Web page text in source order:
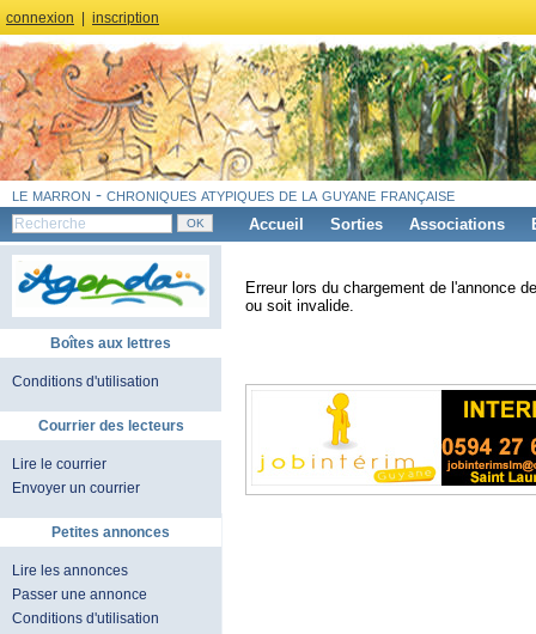
connexion inscription
le marron - chroniques atypiques de la guyane française
Accueil Sorties Associations
Boîtes aux lettres
Conditions d'utilisation
Courrier des lecteurs
Lire le courrier
Envoyer un courrier
Petites annonces
Lire les annonces
Passer une annonce
Conditions d'utilisation
Erreur lors du chargement de l'annonce
ou soit invalide.